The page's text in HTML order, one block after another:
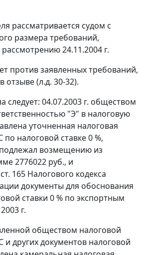
рассматривается судом с
размера требований,
24.11.2004 г.
против заявленных требований,
(л.д. 30-32).
следует: 04.07.2003 г. обществом
"Э" в налоговую
уточненная налоговая
налоговой ставке 0 %,
возмещению из
2776022 руб., и
ст. 165 Налогового кодекса
документы для обоснования
ставки 0 % по экспортным
г.
обществом налоговой
других документов налоговой